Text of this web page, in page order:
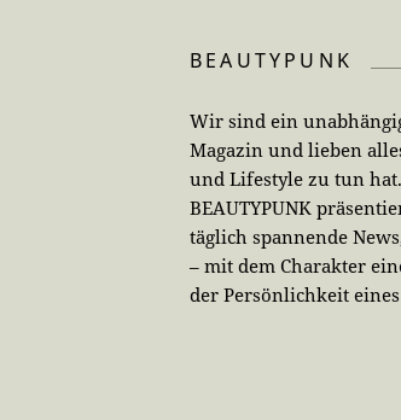
BEAUTYPUNK
Wir sind ein
Magazin und lieben
und Lifestyle zu tun
BEAUTYPUNK
täglich spannende
– mit dem Charakter
der Persönlichkeit